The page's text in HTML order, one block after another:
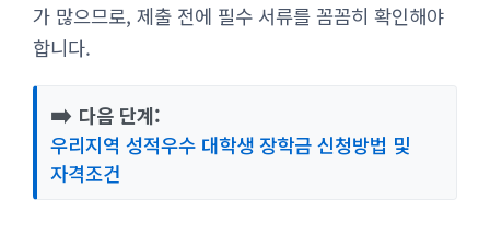
가 많으므로, 제출 전에 필수 서류를 꼼꼼히 확인해야
합니다.
➡️ 다음 단계:
우리지역 성적우수 대학생 장학금 신청방법 및
자격조건